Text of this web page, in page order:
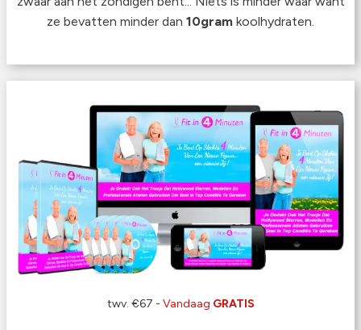
ze bevatten minder dan 10gram koolhydraten.
twv. €67 - Vandaag GRATIS